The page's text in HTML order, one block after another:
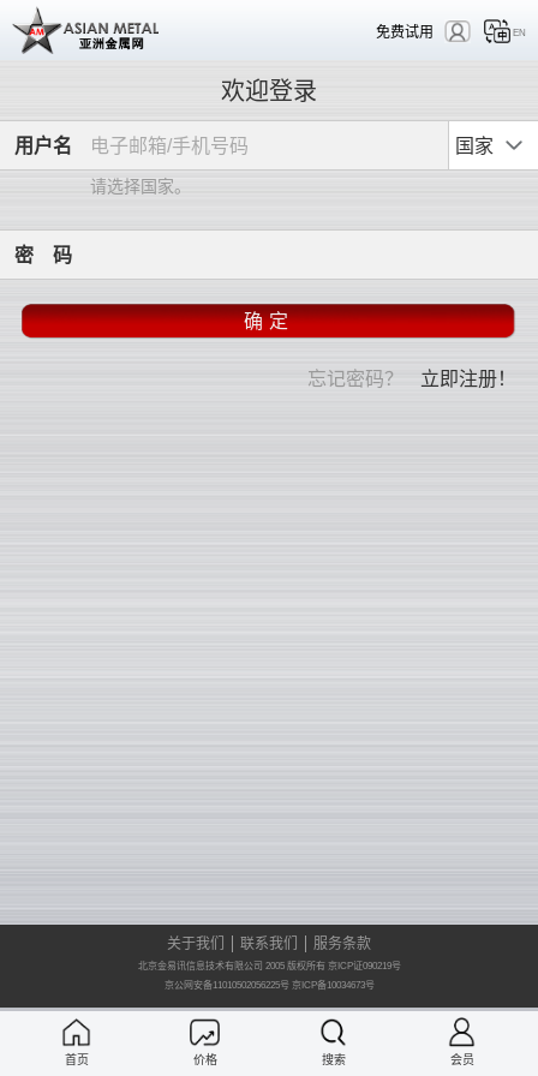
免费试用 EN
欢迎登录
用户名 国家
请选择国家。
密 码
忘记密码？ 立即注册！
首页 价格 搜索 会员
关于我们 联系我们 服务条款
北京金易讯信息技术有限公司 2005 版权所有 京ICP证090219号
京公网安备11010502056225号京ICP备10034673号